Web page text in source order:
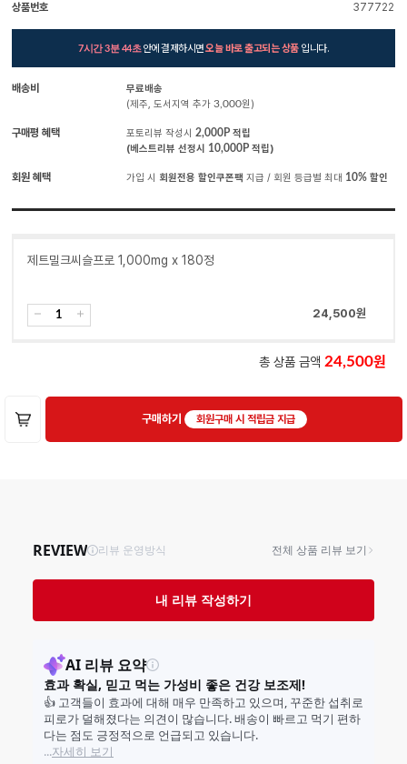
상품번호 377722
7시간 3분 42초안에 결제하시면오늘 바로 출고되는 상품입니다.
배송비
무료배송
(제주, 도서지역 추가 3,000원)
구매평 혜택 포토리뷰 작성시 2,000P적립
(베스트리뷰 선정시 10,000P적립)
회원 혜택 가입 시 회원전용 할인쿠폰팩 지급 / 회원 등급별 최대 10%할인
제트밀크씨슬프로 1,000mg x 180정
24,500원
총 상품 금액 24,500
구매하기 회원구매 시 적립금 지급